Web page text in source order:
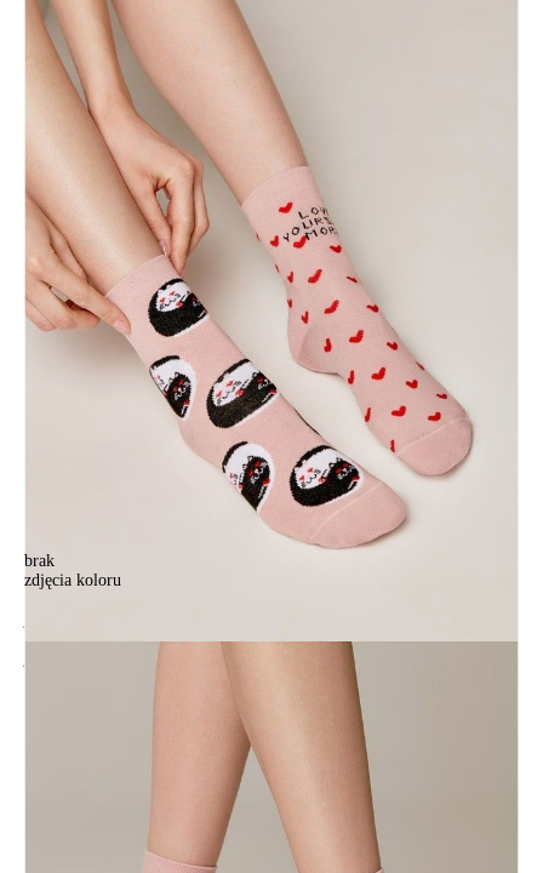
brak
zdjęcia koloru
Skarpetki damskie CONTE ELEGANT HAPPY, r.36-39, 387
+